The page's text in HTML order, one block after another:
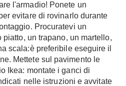
l'armadio! Ponete un
evitare di rovinarlo durante
Procuratevi un
un trapano, un martello,
scala:è preferibile eseguire il
Mettete sul pavimento le
Ikea: montate i ganci di
nelle istruzioni e avvitate